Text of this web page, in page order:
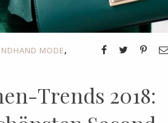
MODE,
Trends 2018: